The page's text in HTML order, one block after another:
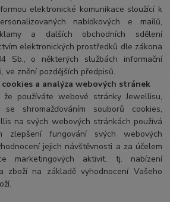
elektronické komunikace sloužící k
nabídkových e mailů,
a dalších obchodních sdělení
elektronických prostředků dle zákona
Sb., o některých službách informační
ve znění pozdějších předpisů.
a analýza webových stránek
že používáte webové stránky Jewellisu,
se shromažďováním souborů cookies,
na svých webových stránkách používá
zlepšení fungování svých webových
jejich návštěvnosti a za účelem
marketingových aktivit, tj. nabízení
zboží na základě vyhodnocení Vašeho